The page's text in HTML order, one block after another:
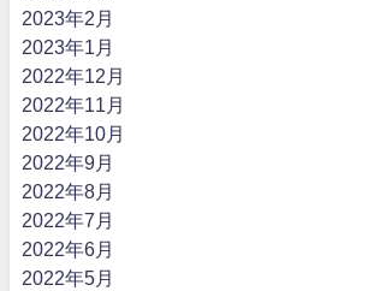
2023年2月
2023年1月
2022年12月
2022年11月
2022年10月
2022年9月
2022年8月
2022年7月
2022年6月
2022年5月